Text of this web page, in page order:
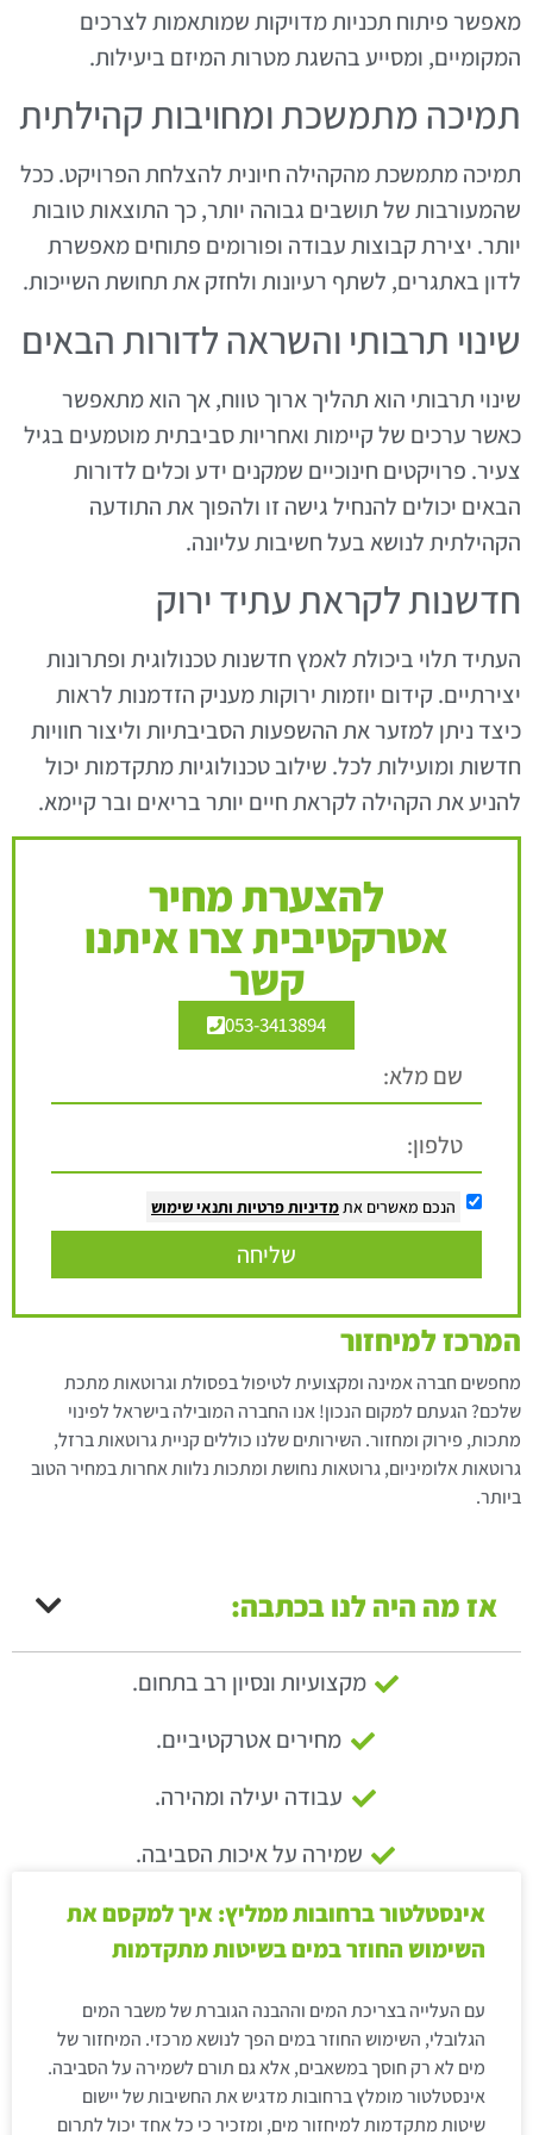
מאפשר פיתוח תכניות מדויקות שמותאמות לצרכים
המקומיים, ומסייע בהשגת מטרות המיזם ביעילות.
תמיכה מתמשכת ומחויבות קהילתית
תמיכה מתמשכת מהקהילה חיונית להצלחת הפרויקט. ככל
שהמעורבות של תושבים גבוהה יותר, כך התוצאות טובות
יותר. יצירת קבוצות עבודה ופורומים פתוחים מאפשרת
לדון באתגרים, לשתף רעיונות ולחזק את תחושת השייכות.
שינוי תרבותי והשראה לדורות הבאים
שינוי תרבותי הוא תהליך ארוך טווח, אך הוא מתאפשר
כאשר ערכים של קיימות ואחריות סביבתית מוטמעים בגיל
צעיר. פרויקטים חינוכיים שמקנים ידע וכלים לדורות
הבאים יכולים להנחיל גישה זו ולהפוך את התודעה
הקהילתית לנושא בעל חשיבות עליונה.
חדשנות לקראת עתיד ירוק
העתיד תלוי ביכולת לאמץ חדשנות טכנולוגית ופתרונות
יצירתיים. קידום יוזמות ירוקות מעניק הזדמנות לראות
כיצד ניתן למזער את ההשפעות הסביבתיות וליצור חוויות
חדשות ומועילות לכל. שילוב טכנולוגיות מתקדמות יכול
להניע את הקהילה לקראת חיים יותר בריאים ובר קיימא.
להצערת מחיר
אטרקטיבית צרו איתנו
קשר
053-3413894
הנכם מאשרים אתמדיניות פרטיות ותנאי שימוש
שליחה
המרכז למיחזור
מחפשים חברה אמינה ומקצועית לטיפול בפסולת וגרוטאות מתכת
שלכם? הגעתם למקום הנכון! אנו החברה המובילה בישראל לפינוי
מתכות, פירוק ומחזור. השירותים שלנו כוללים קניית גרוטאות ברזל,
גרוטאות אלומיניום, גרוטאות נחושת ומתכות נלוות אחרות במחיר הטוב
ביותר.
אז מה היה לנו בכתבה:
מקצועיות ונסיון רב בתחום.
מחירים אטרקטיביים.
עבודה יעילה ומהירה.
שמירה על איכות הסביבה.
אינסטלטור ברחובות ממליץ: איך למקסם את
השימוש החוזר במים בשיטות מתקדמות
עם העלייה בצריכת המים וההבנה הגוברת של משבר המים
הגלובלי, השימוש החוזר במים הפך לנושא מרכזי. המיחזור של
מים לא רק חוסך במשאבים, אלא גם תורם לשמירה על הסביבה.
אינסטלטור מומלץ ברחובות מדגיש את החשיבות של יישום
שיטות מתקדמות למיחזור מים, ומזכיר כי כל אחד יכול לתרום